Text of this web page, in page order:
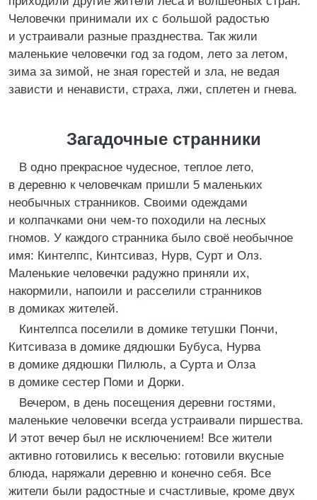
Человечки принимали их с большой радостью
и устраивали разные празднества. Так жили
маленькие человечки год за годом, лето за летом,
зима за зимой, не зная горестей и зла, не ведая
зависти и ненависти, страха, лжи, сплетен и гнева.
Загадочные странники
В одно прекрасное чудесное, теплое лето,
в деревню к человечкам пришли 5 маленьких
необычных странников. Своими одеждами
и колпачками они чем-то походили на лесных
гномов. У каждого странника было своё необычное
имя: Кинтелпс, Кинтсиваз, Нурв, Сурт и Олз.
Маленькие человечки радужно приняли их,
накормили, напоили и расселили странников
в домиках жителей.
Кинтелпса поселили в домике тетушки Пончи,
Китсиваза в домике дядюшки Бубуса, Нурва
в домике дядюшки Пилюль, а Сурта и Олза
в домике сестер Поми и Дорки.
Вечером, в день посещения деревни гостями,
маленькие человечки всегда устраивали пиршества.
И этот вечер был не исключением! Все жители
активно готовились к веселью: готовили вкусные
блюда, наряжали деревню и конечно себя. Все
жители были радостные и счастливые, кроме двух